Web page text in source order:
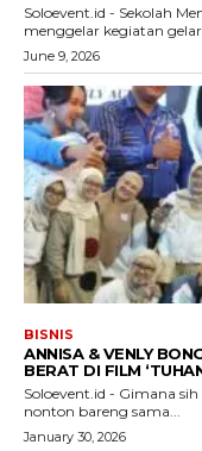
Soloevent.id - Sekolah
menggelar kegiatan gelar
June 9, 2026
BISNIS
ANNISA & VENLY
BERAT DI FILM
Soloevent.id - Gimana
nonton bareng sama...
January 30, 2026